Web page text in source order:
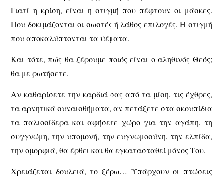
Γιατί η κρίση, είναι η στιγμή που πέφτουν οι μάσκες.
Που δοκιμάζονται οι σωστές ή λάθος επιλογές. Η στιγμή
που αποκαλύπτονται τα ψέματα.
Και τότε, πώς θα ξέρουμε ποιός είναι ο αληθινός Θεός;
θα με ρωτήσετε.
Αν καθαρίσετε την καρδιά σας από τα μίση, τις έχθρες,
τα αρνητικά συναισθήματα, αν πετάξετε στα σκουπίδια
τα παλιοσίδερα και αφήσετε χώρο για την αγάπη, τη
συγγνώμη, την υπομονή, την ευγνωμοσύνη, την ελπίδα,
την ομορφιά, θα έρθει και θα εγκατασταθεί μόνος Του.
Χρειάζεται δουλειά, το ξέρω… Υπάρχουν οι πτώσεις